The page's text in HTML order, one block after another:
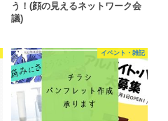
う！(顔の見えるネットワーク会
議)
イベント・雑記